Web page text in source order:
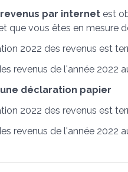
par internet est
que vous êtes en mesure
2022 des revenus est
revenus de l'année 2022
déclaration papier
2022 des revenus est
revenus de l'année 2022